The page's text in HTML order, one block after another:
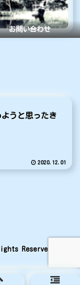
お問い合わせ
ようと思ったき
2020.12.01
Reserved.